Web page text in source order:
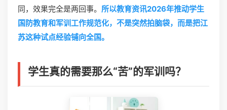
同，效果完全是两回事。 所以教育资讯2026年推动学生
国防教育和军训工作规范化，不是突然拍脑袋，而是把江
苏这种试点经验铺向全国。
学生真的需要那么“苦”的军训吗？